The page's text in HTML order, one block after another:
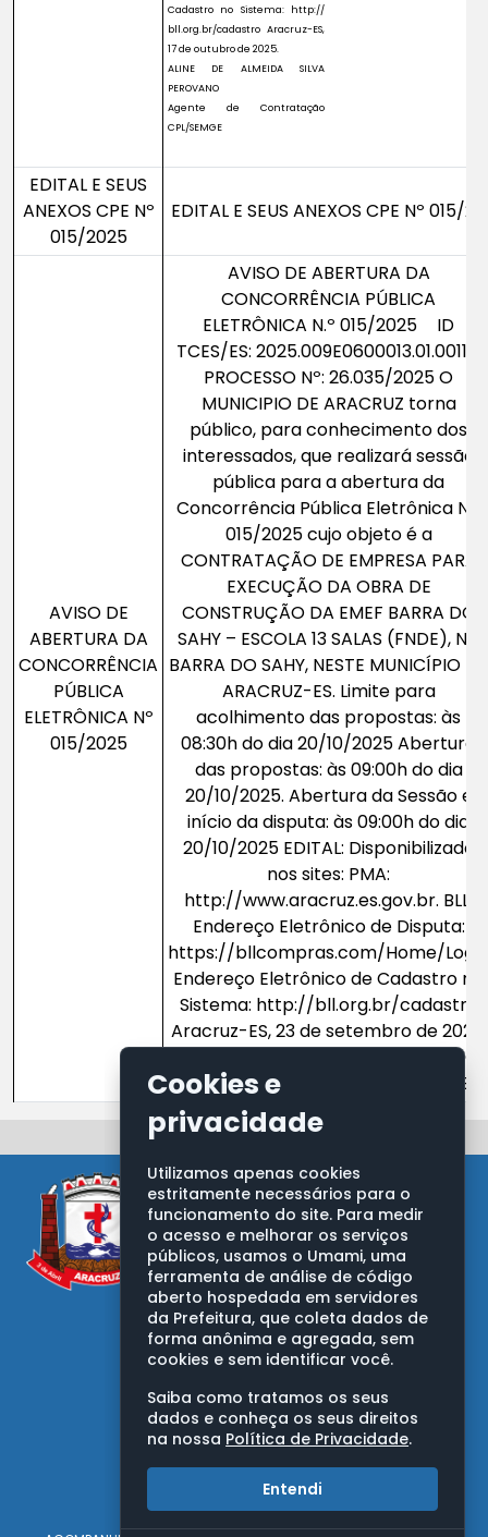
Cadastro no Sistema: http://
bll.org.br/cadastro Aracruz-ES,
17 de outubro de 2025.
ALINE DE ALMEIDA SILVA
PEROVANO
Agente de Contratação
CPL/SEMGE
EDITAL E SEUS
ANEXOS CPE Nº
015/2025
EDITAL E SEUS ANEXOS CPE Nº 015/20
AVISO DE
ABERTURA DA
CONCORRÊNCIA
PÚBLICA
ELETRÔNICA Nº
015/2025
AVISO DE ABERTURA DA
CONCORRÊNCIA PÚBLICA
ELETRÔNICA N.º 015/2025 ID
TCES/ES: 2025.009E0600013.01.0011 -
PROCESSO Nº: 26.035/2025 O
MUNICIPIO DE ARACRUZ torna
público, para conhecimento dos
interessados, que realizará sessão
pública para a abertura da
Concorrência Pública Eletrônica Nº.
015/2025 cujo objeto é a
CONTRATAÇÃO DE EMPRESA PARA
EXECUÇÃO DA OBRA DE
CONSTRUÇÃO DA EMEF BARRA DO
SAHY – ESCOLA 13 SALAS (FNDE), NA
BARRA DO SAHY, NESTE MUNICÍPIO DE
ARACRUZ-ES. Limite para
acolhimento das propostas: às
08:30h do dia 20/10/2025 Abertura
das propostas: às 09:00h do dia
20/10/2025. Abertura da Sessão e
início da disputa: às 09:00h do dia
20/10/2025 EDITAL: Disponibilizado
nos sites: PMA:
http://www.aracruz.es.gov.br. BLL:
Endereço Eletrônico de Disputa:
https://bllcompras.com/Home/Login
Endereço Eletrônico de Cadastro no
Sistema: http://bll.org.br/cadastro
Aracruz-ES, 23 de setembro de 2025.
ALINE DE ALMEIDA SILVA PEROVANO
Agente de Contratação CPL/SEMGE
PREFEITURA MUNICIPAL DE ARACRUZ
Av. Morobá, nº 20, Bairro Morobá
Aracruz/ES - CEP: 29192-733
OUVIDORIA GERAL DO MUNICÍPIO
Telefones:
0800 283 9263
Cookies e
privacidade
Utilizamos apenas cookies
estritamente necessários para o
funcionamento do site. Para medir
o acesso e melhorar os serviços
públicos, usamos o Umami, uma
ferramenta de análise de código
aberto hospedada em servidores
da Prefeitura, que coleta dados de
forma anônima e agregada, sem
cookies e sem identificar você.
Saiba como tratamos os seus
dados e conheça os seus direitos
na nossa Política de Privacidade.
Entendi